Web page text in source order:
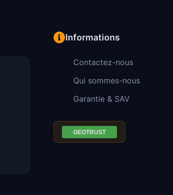
Informations
Contactez-nous
Qui sommes-nous
Garantie & SAV